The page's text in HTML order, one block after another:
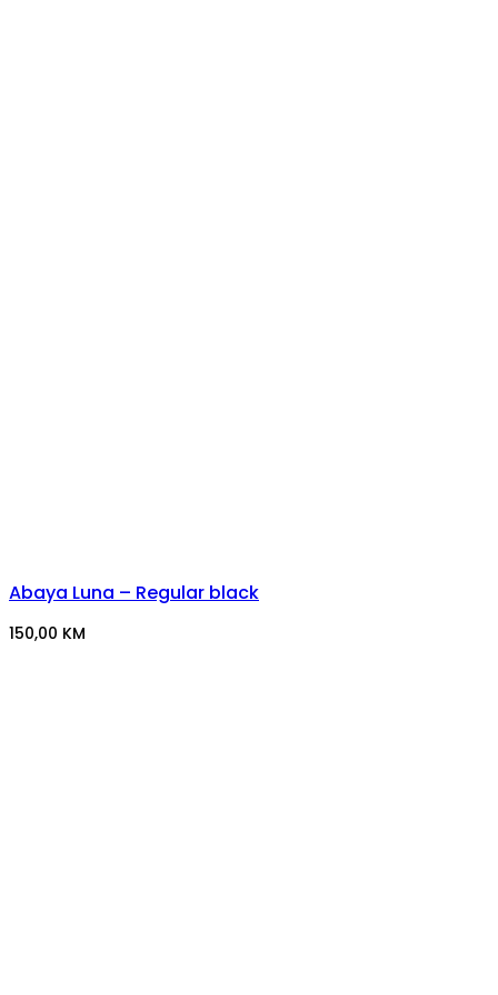
Abaya Luna – Regular black
150,00 KM